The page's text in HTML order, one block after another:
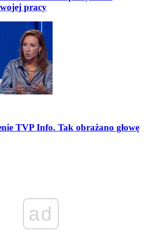
pracy
TVP Info. Tak obrażano głowę
ad